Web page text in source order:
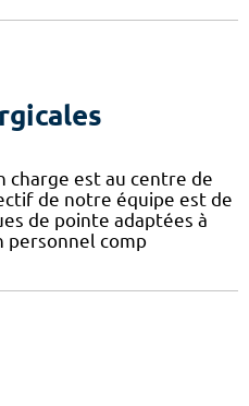
charge est au centre de
de notre équipe est de
de pointe adaptées à
personnel comp